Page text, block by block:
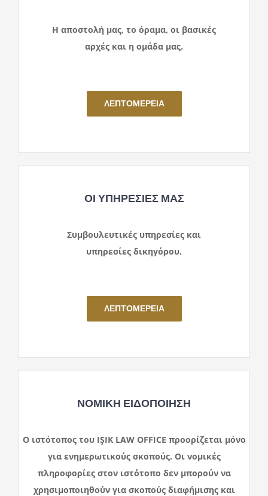
Η αποστολή μας, το όραμα, οι βασικές
αρχές και η ομάδα μας.
ΛΕΠΤΟΜΕΡΕΙΑ
ΟΙ ΥΠΗΡΕΣΙΕΣ ΜΑΣ
Συμβουλευτικές υπηρεσίες και
υπηρεσίες δικηγόρου.
ΛΕΠΤΟΜΕΡΕΙΑ
ΝΟΜΙΚΗ ΕΙΔΟΠΟΙΗΣΗ
Ο ιστότοπος του IŞIK LAW OFFICE προορίζεται μόνο
για ενημερωτικούς σκοπούς. Οι νομικές
πληροφορίες στον ιστότοπο δεν μπορούν να
χρησιμοποιηθούν για σκοπούς διαφήμισης και